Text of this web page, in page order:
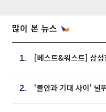
많이 본 뉴스
1.
2.